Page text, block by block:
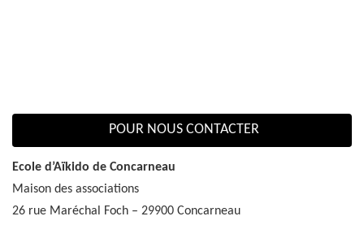
POUR NOUS CONTACTER
Ecole d’Aïkido de Concarneau
Maison des associations
26 rue Maréchal Foch – 29900 Concarneau